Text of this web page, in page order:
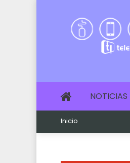
NOTICIAS
Inicio